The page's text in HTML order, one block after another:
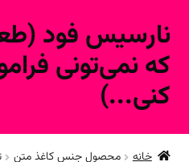
پرش
ناوبری
پرش
محتوا
نارسیس فود
که نمی‌تونی
کنی...)
خانه
خانه محصول جنس کاغذ متن